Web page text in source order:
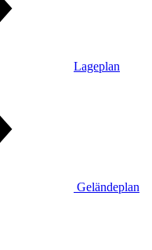
Lageplan
Geländeplan